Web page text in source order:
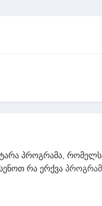
პროგრამა,
რა ერქვა